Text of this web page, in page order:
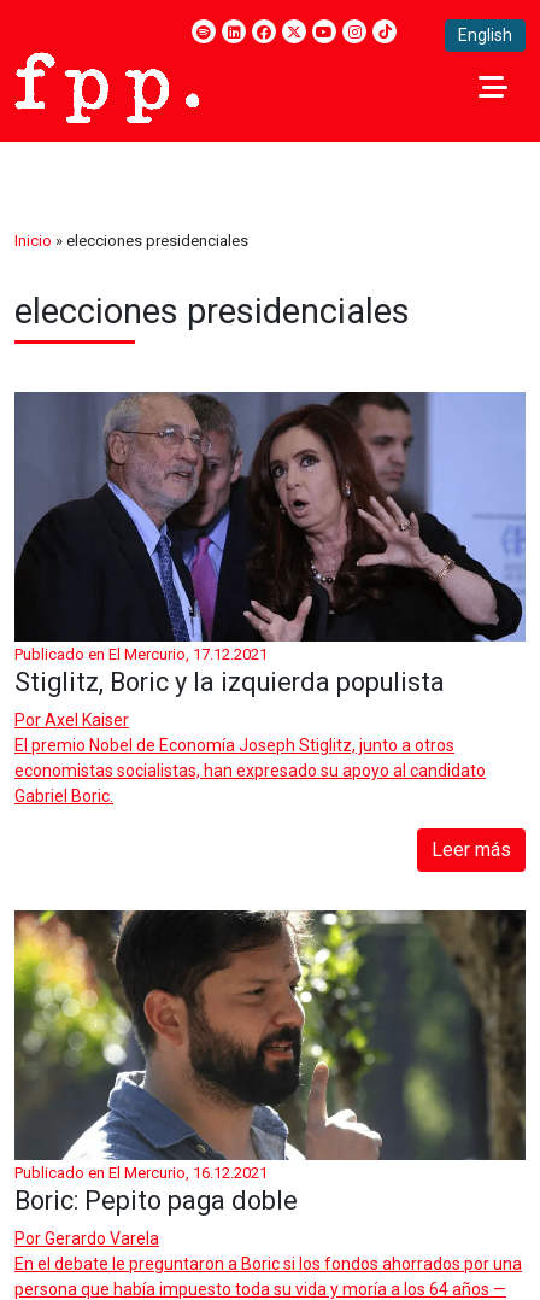
English
Inicio » elecciones presidenciales
elecciones presidenciales
Publicado en El Mercurio, 17.12.2021
Stiglitz, Boric y la izquierda populista
PorAxel Kaiser
El premio Nobel de Economía Joseph Stiglitz, junto a otros
economistas socialistas, han expresado su apoyo al candidato
Gabriel Boric.
Leer más
Publicado en El Mercurio, 16.12.2021
Boric: Pepito paga doble
PorGerardo Varela
En el debate le preguntaron a Boric si los fondos ahorrados por una
persona que había impuesto toda su vida y moría a los 64 años —